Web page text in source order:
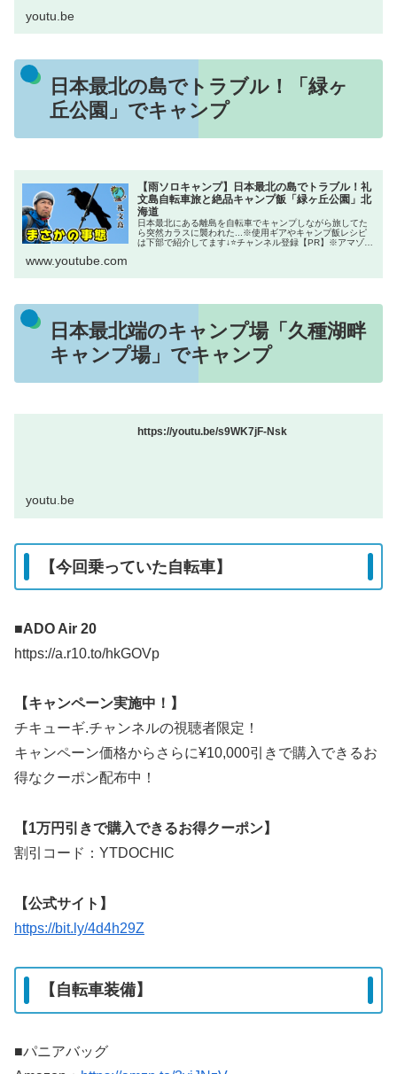
youtu.be
日本最北の島でトラブル！「緑ヶ
丘公園」でキャンプ
【雨ソロキャンプ】日本最北の島でトラブル！礼
文島自転車旅と絶品キャンプ飯「緑ヶ丘公園」北
海道
日本最北にある離島を自転車でキャンプしながら旅してた
ら突然カラスに襲われた...※使用ギアやキャンプ飯レシピ
は下部で紹介してます↓⭐チャンネル登録【PR】※アマゾン
www.youtube.com
日本最北端のキャンプ場「久種湖畔
キャンプ場」でキャンプ
https://youtu.be/s9WK7jF-Nsk
youtu.be
【今回乗っていた自転車】
■ADO Air 20
https://a.r10.to/hkGOVp
【キャンペーン実施中！】
チキューギ.チャンネルの視聴者限定！
キャンペーン価格からさらに¥10,000引きで購入できるお
得なクーポン配布中！
【1万円引きで購入できるお得クーポン】
割引コード：YTDOCHIC
【公式サイト】
https://bit.ly/4d4h29Z
【自転車装備】
■パニアバッグ